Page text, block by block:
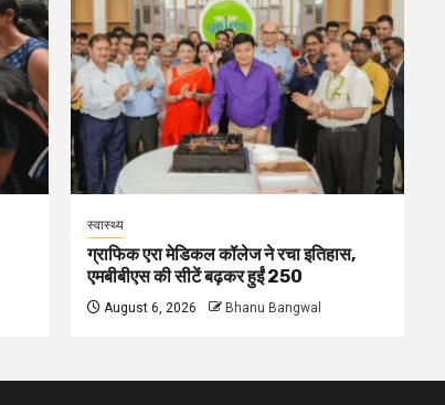
स्वास्थ्य
ग्राफिक एरा मेडिकल कॉलेज ने रचा इतिहास,
एमबीबीएस की सीटें बढ़कर हुईं 250
August 6, 2026 Bhanu Bangwal